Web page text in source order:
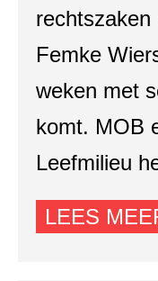
rechtszaken
Femke
weken met
komt. MOB
Leefmilieu
LEES